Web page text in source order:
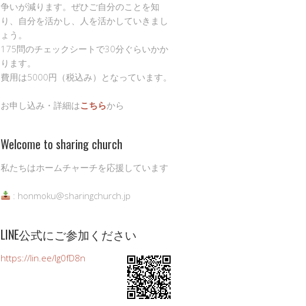
争いが減ります。ぜひご自分のことを知
り、自分を活かし、人を活かしていきまし
ょう。
175問のチェックシートで30分ぐらいかか
ります。
費用は5000円（税込み）となっています。
お申し込み・詳細はこちらから
Welcome to sharing church
私たちはホームチャーチを応援しています
: honmoku@sharingchurch.jp
LINE公式にご参加ください
https://lin.ee/Ig0fD8n